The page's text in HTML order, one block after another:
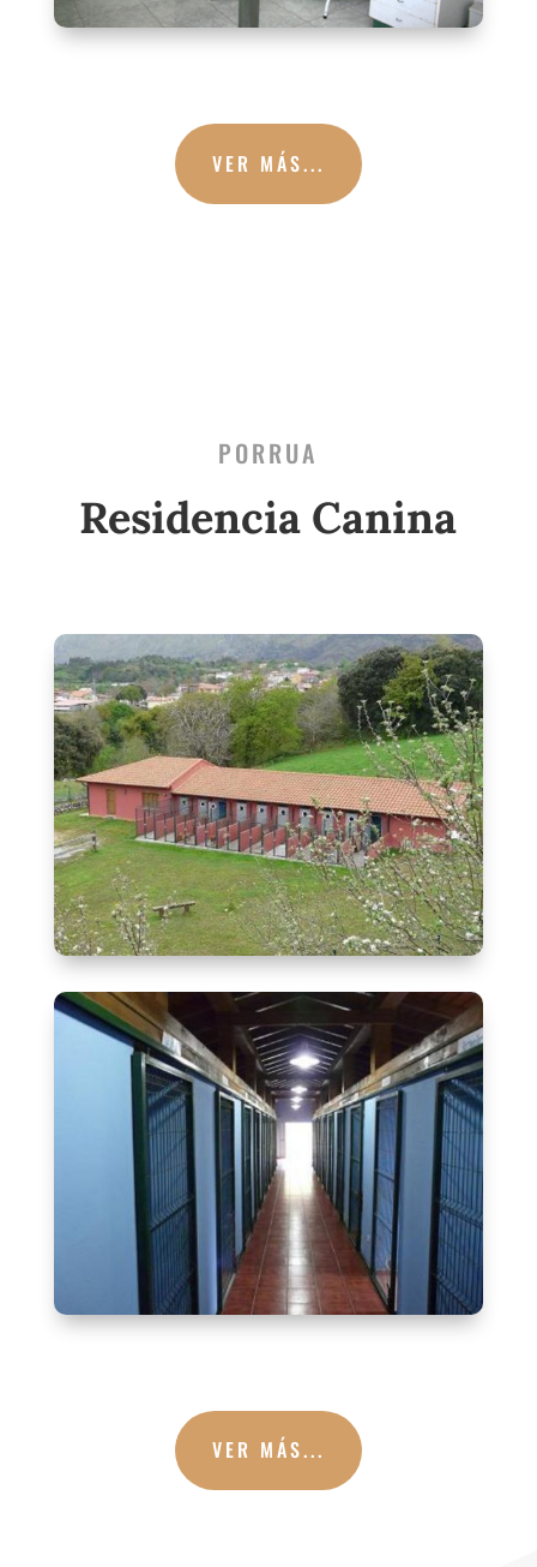
VER MÁS...
PORRUA
Residencia Canina
VER MÁS...